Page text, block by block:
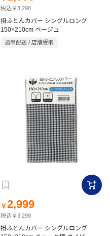
税込￥3,298
掛ふとんカバー シングルロング
150×210cm ベージュ
通常配送 / 店舗受取
￥2,999
税込￥3,298
掛ふとんカバー シングルロング